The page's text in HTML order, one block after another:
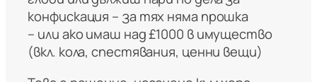
конфискация – за тях няма прошка
– или ако имаш над £1000 в имущество
(вкл. кола, спестявания, ценни вещи)